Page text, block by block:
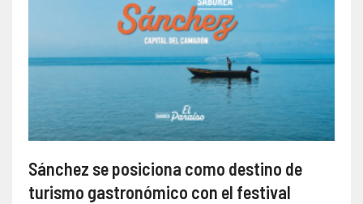
Sánchez se posiciona como destino de
turismo gastronómico con el festival